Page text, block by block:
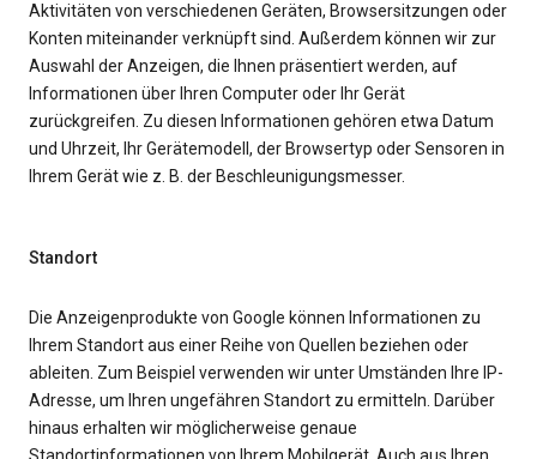
Aktivitäten von verschiedenen Geräten, Browsersitzungen oder
Konten miteinander verknüpft sind. Außerdem können wir zur
Auswahl der Anzeigen, die Ihnen präsentiert werden, auf
Informationen über Ihren Computer oder Ihr Gerät
zurückgreifen. Zu diesen Informationen gehören etwa Datum
und Uhrzeit, Ihr Gerätemodell, der Browsertyp oder Sensoren in
Ihrem Gerät wie z. B. der Beschleunigungsmesser.
Standort
Die Anzeigenprodukte von Google können Informationen zu
Ihrem Standort aus einer Reihe von Quellen beziehen oder
ableiten. Zum Beispiel verwenden wir unter Umständen Ihre IP-
Adresse, um Ihren ungefähren Standort zu ermitteln. Darüber
hinaus erhalten wir möglicherweise genaue